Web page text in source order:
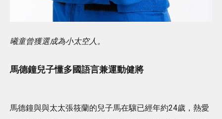
曦童曾獲選成為小太空人。
馬德鐘兒子懂多國語言兼運動健將
馬德鐘與與太太張筱蘭的兒子馬在驤已經年約24歲，熱愛